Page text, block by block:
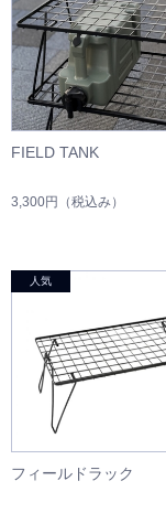
FIELD TANK
3,300円 （税込み）
フィールドラック